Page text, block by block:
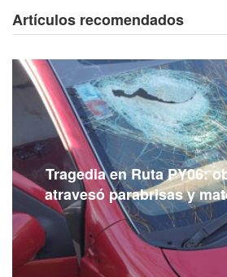
Artículos recomendados
La mafia del gota a
negocio extorsivo
Paraguay